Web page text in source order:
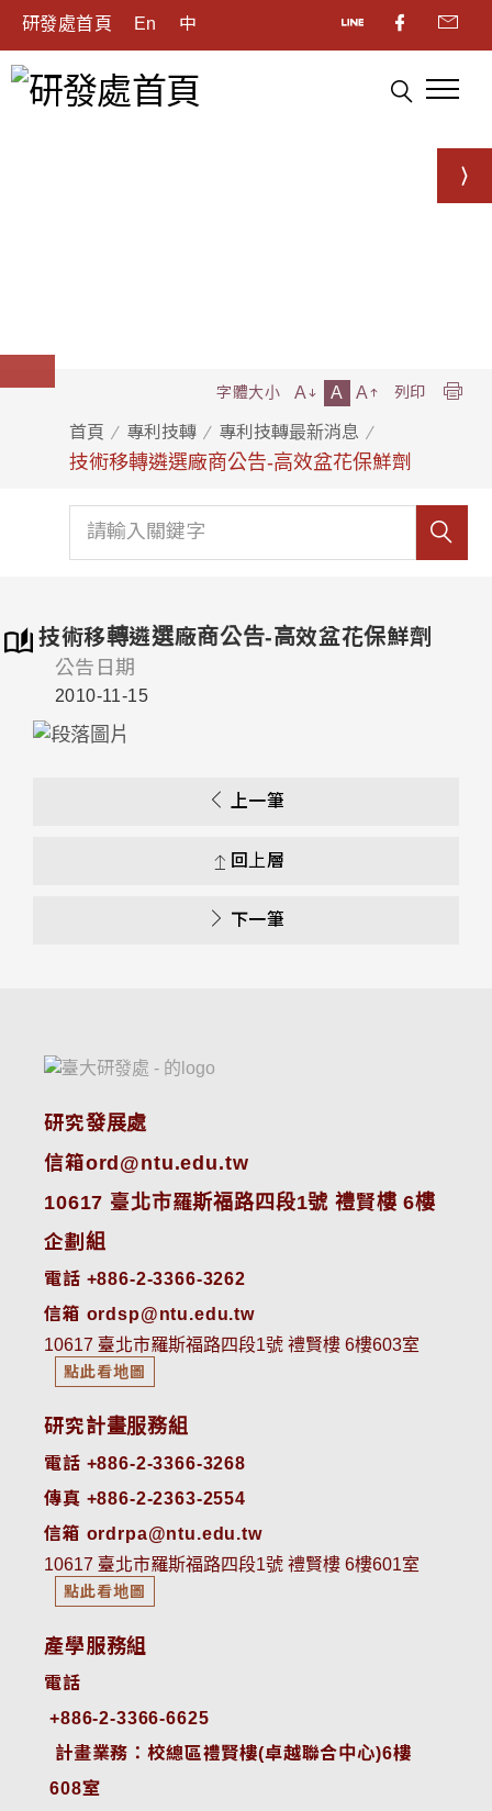
研發處首頁 En 中
首頁 專利技轉 專利技轉最新消息
技術移轉遴選廠商公告-高效盆花保鮮劑
字體大小 A A A 列印
技術移轉遴選廠商公告-高效盆花保鮮劑
公告日期
2010-11-15
上一筆
回上層
下一筆
研究發展處
信箱ord@ntu.edu.tw
10617 臺北市羅斯福路四段1號 禮賢樓 6樓
企劃組
電話 +886-2-3366-3262
信箱 ordsp@ntu.edu.tw
10617 臺北市羅斯福路四段1號 禮賢樓 6樓603室
點此看地圖
研究計畫服務組
電話 +886-2-3366-3268
傳真 +886-2-2363-2554
信箱 ordrpa@ntu.edu.tw
10617 臺北市羅斯福路四段1號 禮賢樓 6樓601室
點此看地圖
產學服務組
電話
+886-2-3366-6625
計畫業務：校總區禮賢樓(卓越聯合中心)6樓
608室